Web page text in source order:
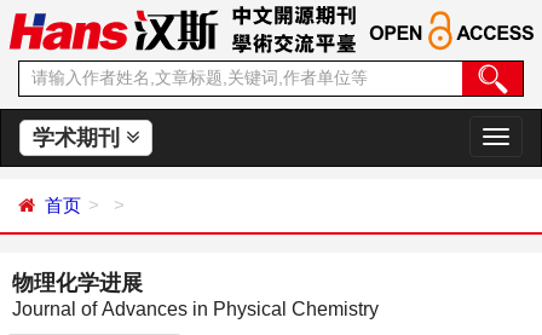
学术期刊
切
换
首页
物理化学进展
Journal of Advances in Physical Chemistry